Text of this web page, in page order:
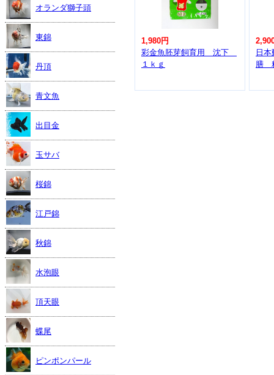
1,980円
彩金魚胚芽飼育用 沈下
１ｋｇ
日
膳
オランダ獅子頭
東錦
丹頂
青文魚
出目金
玉サバ
桜錦
江戸錦
秋錦
水泡眼
頂天眼
蝶尾
ピンポンパール